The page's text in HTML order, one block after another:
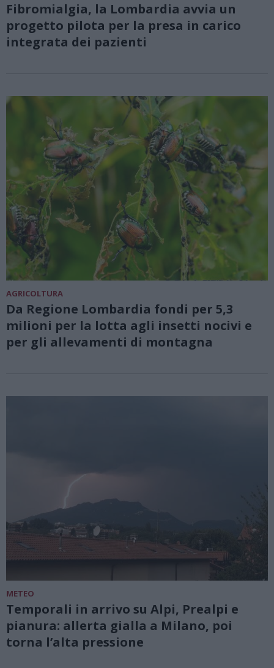
Fibromialgia, la Lombardia avvia un
progetto pilota per la presa in carico
integrata dei pazienti
AGRICOLTURA
Da Regione Lombardia fondi per 5,3
milioni per la lotta agli insetti nocivi e
per gli allevamenti di montagna
METEO
Temporali in arrivo su Alpi, Prealpi e
pianura: allerta gialla a Milano, poi
torna l’alta pressione